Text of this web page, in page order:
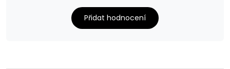
Přidat hodnocení